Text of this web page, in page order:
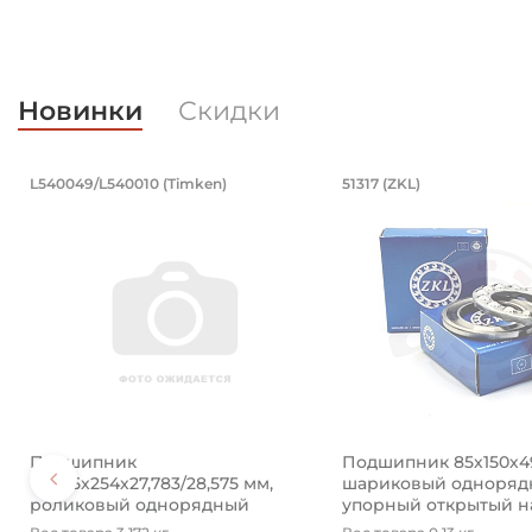
Новинки Скидки
Подшипник 196,85х254х27,783/
L540049/L540010 (Timken)
Подшипник
196,85х254х27,783/28,575 мм,
роликовый однорядный
конический ...
Подшипник
51317 (ZKL)
Подшипник
шариковый
упорный открытый